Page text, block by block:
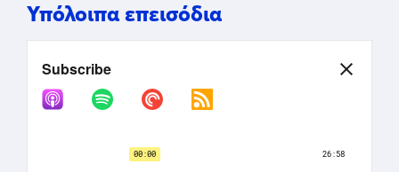
Υπόλοιπα επεισόδια